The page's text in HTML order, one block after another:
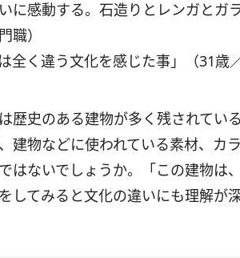
に感動する。石造りとレンガとガ
職）
全く違う文化を感じた事」（31歳
歴史のある建物が多く残されてい
建物などに使われている素材、カ
はないでしょうか。「この建物
してみると文化の違いにも理解が